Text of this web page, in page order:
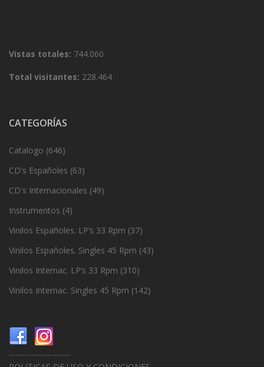
Vistas totales: 744.060
Total visitantes: 228.464
CATEGORÍAS
Catalogo (646)
CD's Españoles (63)
CD's Internacionales (49)
Instrumentos (4)
Vinilos Españoles. LP’s 33 Rpm (37)
Vinilos Españoles. Singles 45 Rpm (43)
Vinilos Internac. LP’s 33 Rpm (310)
Vinilos Internac. Singles 45 Rpm (142)
...................................